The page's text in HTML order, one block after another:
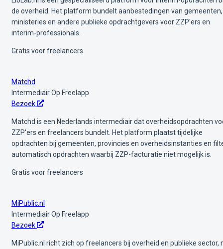
de overheid. Het platform bundelt aanbestedingen van gemeenten,
ministeries en andere publieke opdrachtgevers voor ZZP'ers en
interim-professionals.
Gratis voor freelancers
Matchd
IntermediairOp Freelapp
Bezoek
Matchd is een Nederlands intermediair dat overheidsopdrachten
ZZP'ers en freelancers bundelt. Het platform plaatst tijdelijke
opdrachten bij gemeenten, provincies en overheidsinstanties en
automatisch opdrachten waarbij ZZP-facturatie niet mogelijk is.
Gratis voor freelancers
MiPublic.nl
IntermediairOp Freelapp
Bezoek
MiPublic.nl richt zich op freelancers bij overheid en publieke sector,